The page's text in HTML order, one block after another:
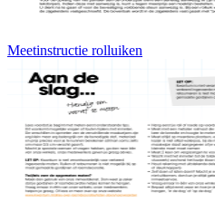
Meetinstructie rolluiken